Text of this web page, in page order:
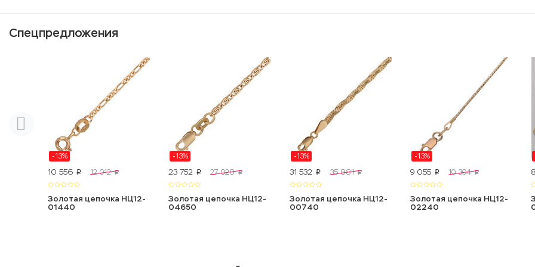
Спецпредложения
-13%
10 556 p 12 012 p
Золотая цепочка НЦ12-
01440
-13%
23 752 p 27 028 p
Золотая цепочка НЦ12-
04650
-13%
31 532 p 35 881 p
Золотая цепочка НЦ12-
00740
-13%
9 055 p 10 304 p
Золотая цепочка НЦ12-
02240